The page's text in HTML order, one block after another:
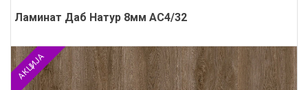
Ламинат Даб Натур 8мм АС4/32
АКЦИЈА